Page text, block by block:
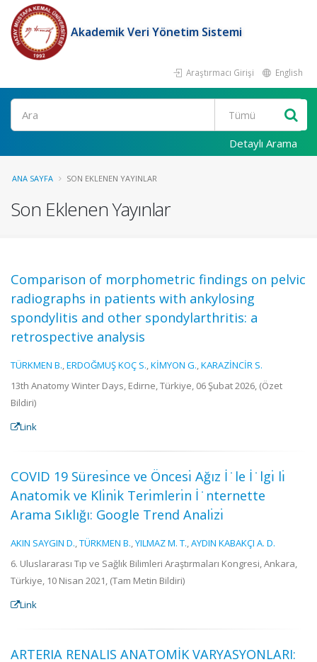
Akademik Veri Yönetim Sistemi
Araştırmacı Girişi English
Ara
Detaylı Arama
ANA SAYFA SON EKLENEN YAYINLAR
Son Eklenen Yayınlar
Comparison of morphometric findings on pelvic
radiographs in patients with ankylosing
spondylitis and other spondylarthritis: a
retrospective analysis
TÜRKMEN B.,ERDOĞMUŞ KOÇ S.,KİMYON G.,KARAZİNCİR S.
13th Anatomy Winter Days, Edirne, Türkiye, 06 Şubat 2026, (Özet
Bildiri)
Link
COVID 19 Süresı̇nce ve Öncesı̇ Ağız İ ̇ le İ ̇ lgı̇ lı̇
Anatomı̇k ve Klı̇nı̇k Terı̇mlerı̇n İ ̇ nternette
Arama Sıklığı: Google Trend Analı̇zı̇
AKIN SAYGIN D.,TÜRKMEN B.,YILMAZ M. T.,AYDIN KABAKÇI A. D.
6. Uluslararası Tıp ve Sağlık Bilimleri Araştırmaları Kongresi, Ankara,
Türkiye, 10 Nisan 2021, (Tam Metin Bildiri)
Link
ARTERIA RENALIS ANATOMİK VARYASYONLARI: